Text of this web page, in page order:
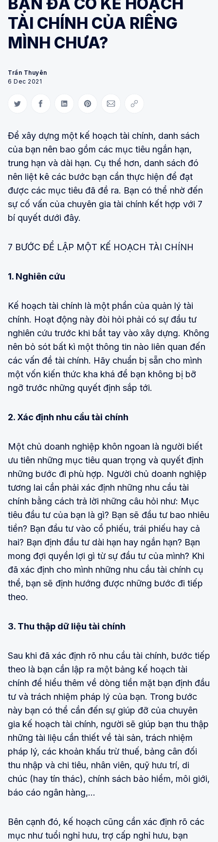
TÀI CHÍNH CỦA RIÊNG
MÌNH CHƯA?
Trần Thuyên
6 Dec 2021
Share on Twitter
Share on Facebook
Share on LinkedIn
Share on Pinterest
Share via Email
Copy link
Để xây dựng một kế hoạch tài chính, danh sách
của bạn nên bao gồm các mục tiêu ngắn hạn,
trung hạn và dài hạn. Cụ thể hơn, danh sách đó
nên liệt kê các bước bạn cần thực hiện để đạt
được các mục tiêu đã đề ra. Bạn có thể nhờ đến
sự cố vấn của chuyên gia tài chính kết hợp với 7
bí quyết dưới đây.
7 BƯỚC ĐỂ LẬP MỘT KẾ HOẠCH TÀI CHÍNH
1. Nghiên cứu
Kế hoạch tài chính là một phần của quản lý tài
chính. Hoạt động này đòi hỏi phải có sự đầu tư
nghiên cứu trước khi bắt tay vào xây dựng. Không
nên bỏ sót bất kì một thông tin nào liên quan đến
các vấn đề tài chính. Hãy chuẩn bị sẵn cho mình
một vốn kiến thức kha khá để bạn không bị bỡ
ngỡ trước những quyết định sắp tới.
2. Xác định nhu cầu tài chính
Một chủ doanh nghiệp khôn ngoan là người biết
ưu tiên những mục tiêu quan trọng và quyết định
những bước đi phù hợp. Người chủ doanh nghiệp
tương lai cần phải xác định những nhu cầu tài
chính bằng cách trả lời những câu hỏi như: Mục
tiêu đầu tư của bạn là gì? Bạn sẽ đầu tư bao nhiêu
tiền? Bạn đầu tư vào cổ phiếu, trái phiếu hay cả
hai? Bạn định đầu tư dài hạn hay ngắn hạn? Bạn
mong đợi quyền lợi gì từ sự đầu tư của mình? Khi
đã xác định cho mình những nhu cầu tài chính cụ
thể, bạn sẽ định hướng được những bước đi tiếp
theo.
3. Thu thập dữ liệu tài chính
Sau khi đã xác định rõ nhu cầu tài chính, bước tiếp
theo là bạn cần lập ra một bảng kế hoạch tài
chính để hiểu thêm về dòng tiền mặt bạn định đầu
tư và trách nhiệm pháp lý của bạn. Trong bước
này bạn có thể cần đến sự giúp đỡ của chuyên
gia kế hoạch tài chính, người sẽ giúp bạn thu thập
những tài liệu cần thiết về tài sản, trách nhiệm
pháp lý, các khoản khấu trừ thuế, bảng cân đối
thu nhập và chi tiêu, nhân viên, quỹ hưu trí, di
chúc (hay tín thác), chính sách bảo hiểm, môi giới,
báo cáo ngân hàng,…
Bên cạnh đó, kế hoạch cũng cần xác định rõ các
mục như tuổi nghỉ hưu, trợ cấp nghỉ hưu, bạn